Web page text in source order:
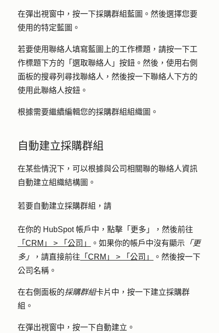
在彈出視窗中，按一下採購群組藍圖 。然後選擇您要
使用的特定藍圖 。
若要使用聯絡人填寫藍圖上的工作標題，請按一下工
作標題下方的「 選取聯絡人」按鈕。然後，使用右側
面板的搜尋列尋找聯絡人，然後按一下聯絡人下方的
使用此聯絡人按鈕。
根據需要繼續編輯您的採購群組組織圖。
自動建立採購群組
在某些情況下，可以根據與公司相關聯的聯絡人資訊
自動建立組織結構圖。
若要自動建立採購群組，請
在你的 HubSpot 帳戶中，點擊 「更多」
，然後前往
「CRM」
> 「公司」 。如果你的帳戶中沒有顯示 「更
多」
，請直接前往 「CRM」 > 「公司」
。然後按一下
公司名稱 。
在右側面板的採購群組卡片中，按一下建立採購群
組 。
在彈出視窗中，按一下自動建立 。